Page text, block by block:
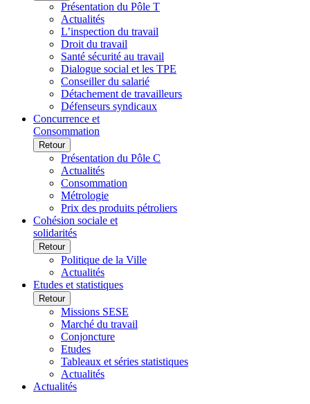
Présentation du Pôle T
Actualités
L’inspection du travail
Droit du travail
Santé sécurité au travail
Dialogue social et les TPE
Conseiller du salarié
Détachement de travailleurs
Défenseurs syndicaux
Concurrence et
Consommation
Retour
Présentation du Pôle C
Actualités
Consommation
Métrologie
Prix des produits pétroliers
Cohésion sociale et
solidarités
Retour
Politique de la Ville
Actualités
Etudes et statistiques
Retour
Missions SESE
Marché du travail
Conjoncture
Etudes
Tableaux et séries statistiques
Actualités
Actualités